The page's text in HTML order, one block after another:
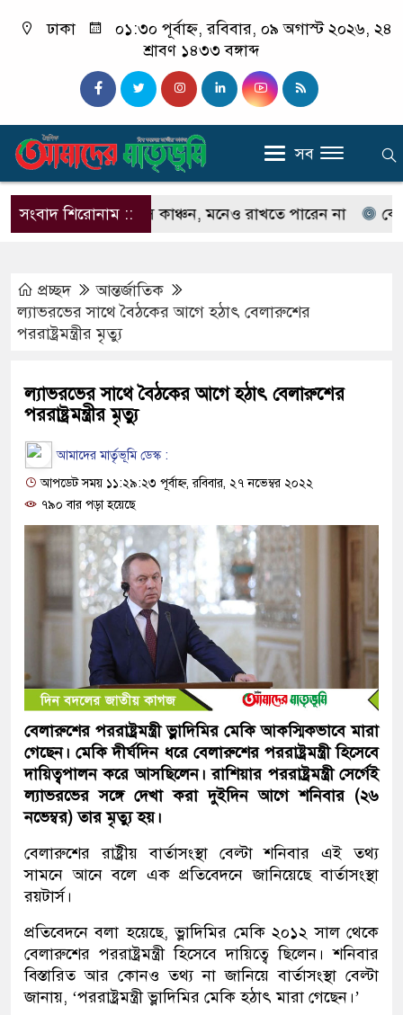
ঢাকা
০১:৩০ পূর্বাহ্ন, রবিবার, ০৯ অগাস্ট ২০২৬, ২৪
শ্রাবণ ১৪৩৩ বঙ্গাব্দ
সব
সংবাদ শিরোনাম ::
না ইলিয়াস কাঞ্চন, মনেও রাখতে পারেন না কেউ যদি
প্রচ্ছদ
আন্তর্জাতিক
ল্যাভরভের সাথে বৈঠকের আগে হঠাৎ বেলারুশের
পররাষ্ট্রমন্ত্রীর মৃত্যু
ল্যাভরভের সাথে বৈঠকের আগে হঠাৎ বেলারুশের
পররাষ্ট্রমন্ত্রীর মৃত্যু
আমাদের মার্তৃভূমি ডেস্ক :
আপডেট সময় ১১:২৯:২৩ পূর্বাহ্ন, রবিবার, ২৭ নভেম্বর ২০২২
৭৯০ বার পড়া হয়েছে
বেলারুশের পররাষ্ট্রমন্ত্রী ভ্লাদিমির মেকি আকস্মিকভাবে মারা
গেছেন। মেকি দীর্ঘদিন ধরে বেলারুশের পররাষ্ট্রমন্ত্রী হিসেবে
দায়িত্বপালন করে আসছিলেন। রাশিয়ার পররাষ্ট্রমন্ত্রী সের্গেই
ল্যাভরভের সঙ্গে দেখা করা দুইদিন আগে শনিবার (২৬
নভেম্বর) তার মৃত্যু হয়।
বেলারুশের রাষ্ট্রীয় বার্তাসংস্থা বেল্টা শনিবার এই তথ্য
সামনে আনে বলে এক প্রতিবেদনে জানিয়েছে বার্তাসংস্থা
রয়টার্স।
প্রতিবেদনে বলা হয়েছে, ভ্লাদিমির মেকি ২০১২ সাল থেকে
বেলারুশের পররাষ্ট্রমন্ত্রী হিসেবে দায়িত্বে ছিলেন। শনিবার
বিস্তারিত আর কোনও তথ্য না জানিয়ে বার্তাসংস্থা বেল্টা
জানায়, ‘পররাষ্ট্রমন্ত্রী ভ্লাদিমির মেকি হঠাৎ মারা গেছেন।’